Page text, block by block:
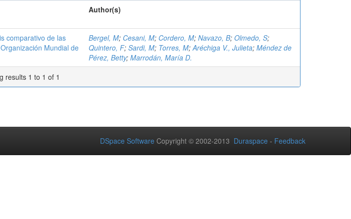
Author(s)
comparativo de las
Mundial de
Bergel, M; Cesani, M; Cordero, M; Navazo, B; Olmedo, S;
Quintero, F; Sardi, M; Torres, M;Aréchiga V., Julieta; Méndez de
Pérez, Betty; Marrodán, María D.
results 1 to 1 of 1
DSpace Software Copyright © 2002-2013 Duraspace - Feedback